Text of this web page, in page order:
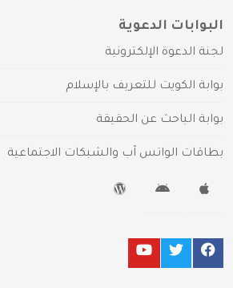
البوابات الدعوية
لجنة الدعوة الإلكترونية
بوابة الكويت للتعريف بالإسلام
بوابة الباحث عن الحقيقة
بطاقات الواتس آب والشبكات الاجتماعية